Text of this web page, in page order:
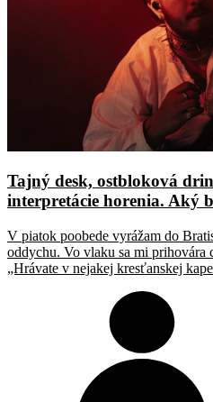
Tajný desk, ostbloková
interpretácie horenia. Aký
V piatok poobede vyrážam do
oddychu. Vo vlaku sa mi prihovára
„Hrávate v nejakej kresťanskej